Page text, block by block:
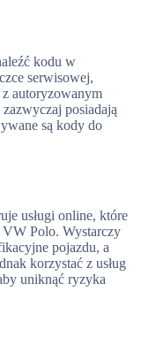
kodu w
serwisowej,
autoryzowanym
posiadają
są kody do
usługi online, które
Polo. Wystarczy
pojazdu, a
korzystać z usług
uniknąć ryzyka